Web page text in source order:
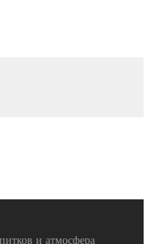
и атмосфера